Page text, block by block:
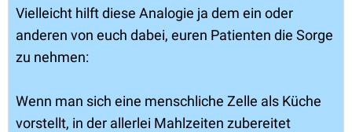
Vielleicht hilft diese Analogie ja dem ein oder
anderen von euch dabei, euren Patienten die Sorge
zu nehmen:
Wenn man sich eine menschliche Zelle als Küche
vorstellt, in der allerlei Mahlzeiten zubereitet